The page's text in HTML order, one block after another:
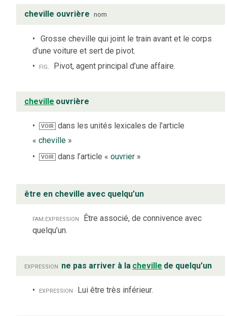
cheville ouvrière nom
Grosse cheville qui joint le train avant et le corps
d’une voiture et sert de pivot.
fig. Pivot, agent principal d’une affaire.
cheville ouvrière
VOIR
dans les unités lexicales de l’article
« cheville »
VOIR dans l’article «ouvrier »
être en cheville avec quelqu’un
fam. expression Être associé, de connivence avec
quelqu’un.
expression ne pas arriver à la cheville de quelqu’un
expression Lui être très inférieur.